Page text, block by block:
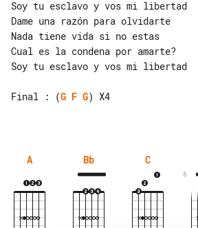
Soy tu esclavo y vos mi libertad
Dame una razón para olvidarte
Nada tiene vida si no estas
Cual es la condena por amarte?
Soy tu esclavo y vos mi libertad
Final : (G F G) X4
A Bb C
6